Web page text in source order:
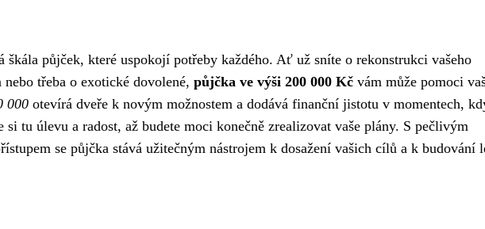
škála půjček, které uspokojí potřeby každého. Ať už sníte o rekonstrukci vašeho
třeba o exotické dovolené, půjčka ve výši 200 000 Kč vám může pomoci
000 otevírá dveře k novým možnostem a dodává finanční jistotu v momentech,
si tu úlevu a radost, až budete moci konečně zrealizovat vaše plány. S pečlivým
se půjčka stává užitečným nástrojem k dosažení vašich cílů a k budování